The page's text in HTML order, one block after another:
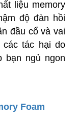
liệu memory
độ đàn hồi
đầu cổ và vai
tác hại do
bạn ngủ ngon
Foam